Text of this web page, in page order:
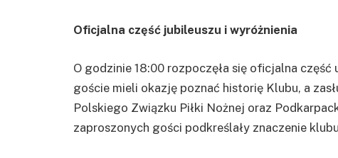
Oficjalna część jubileuszu i wyróżnienia
O godzinie 18:00 rozpoczęła się oficjalna
goście mieli okazję poznać historię Klubu, a
Polskiego Związku Piłki Nożnej oraz
zaproszonych gości podkreślały znaczenie